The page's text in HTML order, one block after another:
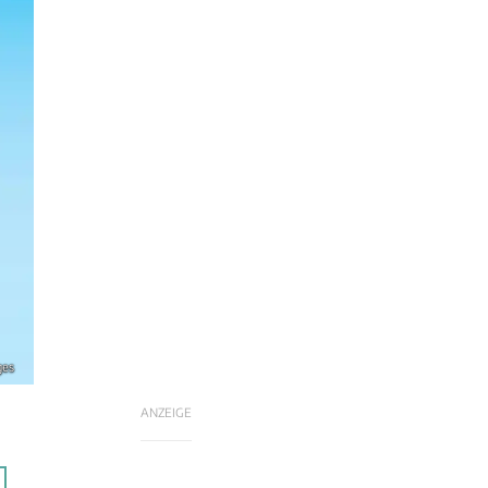
ANZEIGE